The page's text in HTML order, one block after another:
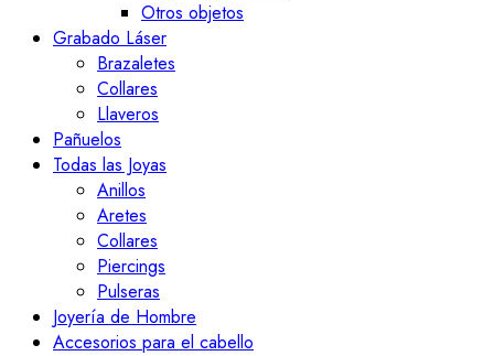
Otros objetos
Grabado Láser
Brazaletes
Collares
Llaveros
Pañuelos
Todas las Joyas
Anillos
Aretes
Collares
Piercings
Pulseras
Joyería de Hombre
Accesorios para el cabello